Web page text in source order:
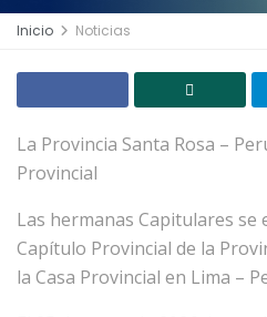
Inicio Noticias
La Provincia Santa Rosa –
Provincial
Las hermanas Capitulares
Capítulo Provincial de la
la Casa Provincial en Lima –